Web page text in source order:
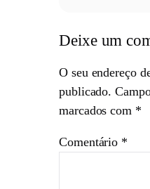
Deixe um
O seu endereço
publicado.
marcados com *
Comentário *